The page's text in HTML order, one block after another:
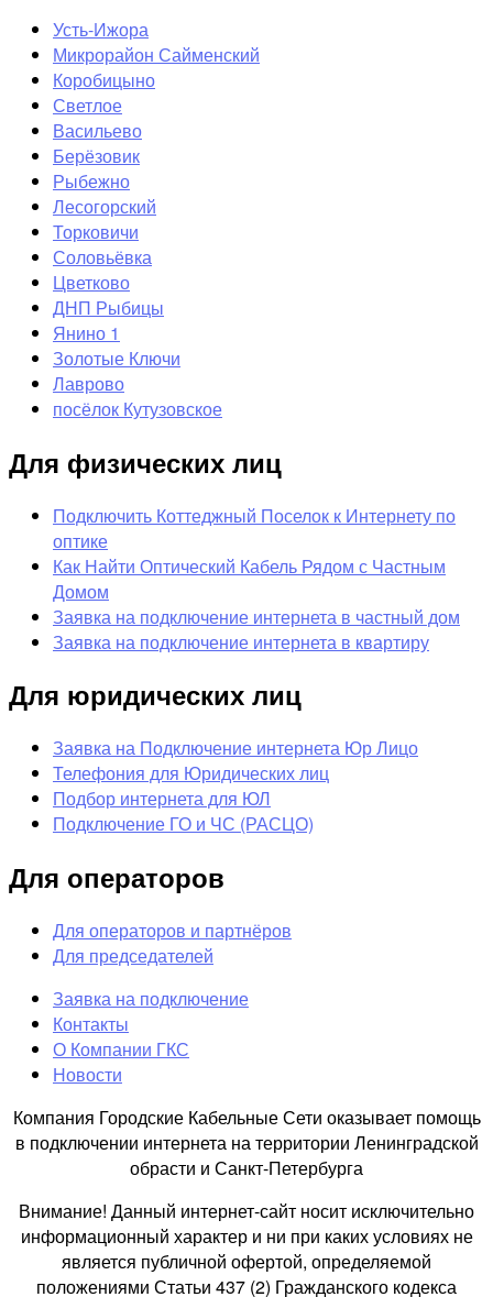
Усть-Ижора
Микрорайон Сайменский
Коробицыно
Светлое
Васильево
Берёзовик
Рыбежно
Лесогорский
Торковичи
Соловьёвка
Цветково
ДНП Рыбицы
Янино 1
Золотые Ключи
Лаврово
посёлок Кутузовское
Для физических лиц
Подключить Коттеджный Поселок к Интернету по
оптике
Как Найти Оптический Кабель Рядом с Частным
Домом
Заявка на подключение интернета в частный дом
Заявка на подключение интернета в квартиру
Для юридических лиц
Заявка на Подключение интернета Юр Лицо
Телефония для Юридических лиц
Подбор интернета для ЮЛ
Подключение ГО и ЧС (РАСЦО)
Для операторов
Для операторов и партнёров
Для председателей
Заявка на подключение
Контакты
О Компании ГКС
Новости
Компания Городские Кабельные Сети оказывает помощь
в подключении интернета на территории Ленинградской
обрасти и Санкт-Петербурга
Внимание! Данный интернет-сайт носит исключительно
информационный характер и ни при каких условиях не
является публичной офертой, определяемой
положениями Статьи 437 (2) Гражданского кодекса